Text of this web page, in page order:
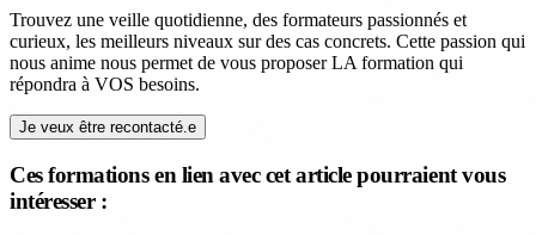
Trouvez une veille quotidienne, des formateurs passionnés et
curieux, les meilleurs niveaux sur des cas concrets. Cette passion qui
nous anime nous permet de vous proposer LA formation qui
répondra à VOS besoins.
Je veux être recontacté.e
Ces formations en lien avec cet article pourraient vous
intéresser :